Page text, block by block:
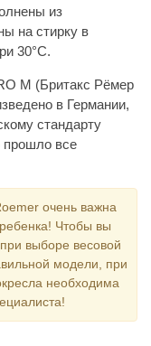
из
на стирку в
30°С.
M (Бритакс Рёмер
в Германии,
стандарту
прошло все
очень важна
Чтобы вы
выборе весовой
модели, при
необходима